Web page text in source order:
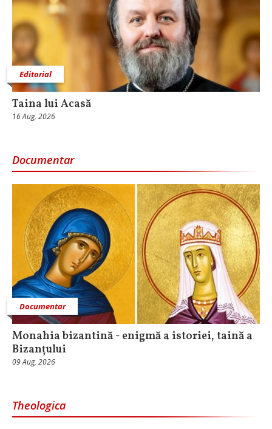
Editorial
Taina lui Acasă
16 Aug, 2026
Documentar
Documentar
Monahia bizantină - enigmă a istoriei, taină a
Bizanțului
09 Aug, 2026
Theologica